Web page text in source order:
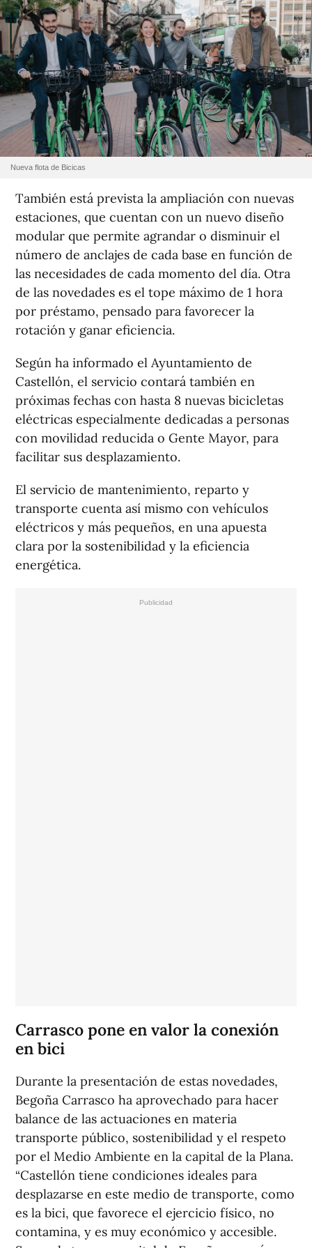
Nueva flota de Bicicas
También está prevista la ampliación con nuevas
estaciones, que cuentan con un nuevo diseño
modular que permite agrandar o disminuir el
número de anclajes de cada base en función de
las necesidades de cada momento del día. Otra
de las novedades es el tope máximo de 1 hora
por préstamo, pensado para favorecer la
rotación y ganar eficiencia.
Según ha informado el Ayuntamiento de
Castellón, el servicio contará también en
próximas fechas con hasta 8 nuevas bicicletas
eléctricas especialmente dedicadas a personas
con movilidad reducida o Gente Mayor, para
facilitar sus desplazamiento.
El servicio de mantenimiento, reparto y
transporte cuenta así mismo con vehículos
eléctricos y más pequeños, en una apuesta
clara por la sostenibilidad y la eficiencia
energética.
Carrasco pone en valor la conexión
en bici
Durante la presentación de estas novedades,
Begoña Carrasco ha aprovechado para hacer
balance de las actuaciones en materia
transporte público, sostenibilidad y el respeto
por el Medio Ambiente en la capital de la Plana.
“Castellón tiene condiciones ideales para
desplazarse en este medio de transporte, como
es la bici, que favorece el ejercicio físico, no
contamina, y es muy económico y accesible.